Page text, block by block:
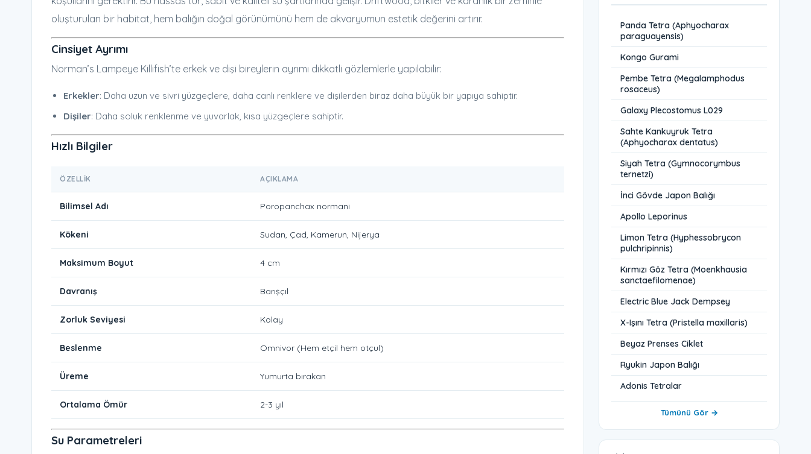
oluşturulan bir habitat, hem balığın doğal görünümünü hem de akvaryumun estetik değerini artırır.
Cinsiyet Ayrımı
Norman’s Lampeye Killifish’te erkek ve dişi bireylerin ayrımı dikkatli gözlemlerle yapılabilir:
Erkekler: Daha uzun ve sivri yüzgeçlere, daha canlı renklere ve dişilerden biraz daha büyük bir yapıya sahiptir.
Dişiler: Daha soluk renklenme ve yuvarlak, kısa yüzgeçlere sahiptir.
Hızlı Bilgiler
ÖZELLIK AÇIKLAMA
Bilimsel Adı Poropanchax normani
Kökeni Sudan, Çad, Kamerun, Nijerya
Maksimum Boyut 4 cm
Davranış Barışçıl
Zorluk Seviyesi Kolay
Beslenme Omnivor (Hem etçil hem otçul)
Üreme Yumurta bırakan
Ortalama Ömür 2-3 yıl
Su Parametreleri
Panda Tetra (Aphyocharax
paraguayensis)
Kongo Gurami
Pembe Tetra (Megalamphodus
rosaceus)
Galaxy Plecostomus L029
Sahte Kankuyruk Tetra
(Aphyocharax dentatus)
Siyah Tetra (Gymnocorymbus
ternetzi)
İnci Gövde Japon Balığı
Apollo Leporinus
Limon Tetra (Hyphessobrycon
pulchripinnis)
Kırmızı Göz Tetra (Moenkhausia
sanctaefilomenae)
Electric Blue Jack Dempsey
X-Işını Tetra (Pristella maxillaris)
Beyaz Prenses Ciklet
Ryukin Japon Balığı
Adonis Tetralar
Tümünü Gör →